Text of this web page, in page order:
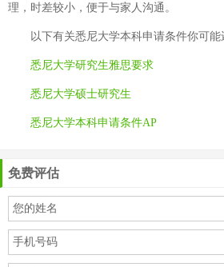
理，时差较小，便于与家人沟通。
以下有关悉尼大学本科申请条件你可能
悉尼大学研究生雅思要求
悉尼大学硕士研究生
悉尼大学本科申请条件AP
免费评估